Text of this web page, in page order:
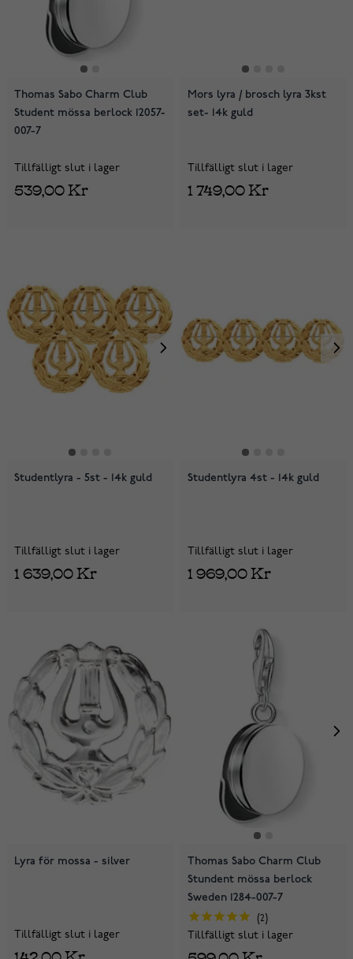
Thomas Sabo Charm Club
Student mössa berlock 12057-
007-7
Tillfälligt slut i lager
539,00 Kr
Mors lyra / brosch lyra 3kst
set- 14k guld
Tillfälligt slut i lager
1 749,00 Kr
Studentlyra - 5st - 14k guld
Tillfälligt slut i lager
1 639,00 Kr
Studentlyra 4st - 14k guld
Tillfälligt slut i lager
1 969,00 Kr
Lyra för mossa - silver
Tillfälligt slut i lager
Thomas Sabo Charm Club
Stundent mössa berlock
Sweden 1284-007-7
2
Tillfälligt slut i lager